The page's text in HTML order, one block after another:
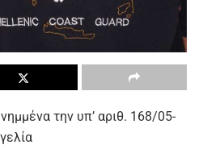
την υπ’ αριθ. 168/05-